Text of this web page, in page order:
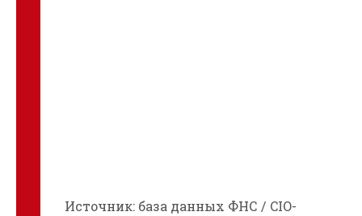
Источник: база данных ФНС / CIO-